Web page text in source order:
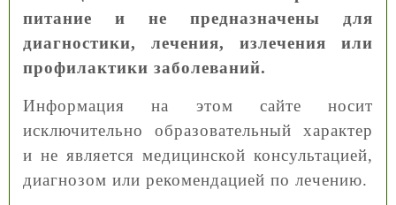
питание и не предназначены для
диагностики, лечения, излечения или
профилактики заболеваний.
Информация на этом сайте носит
исключительно образовательный характер
и не является медицинской консультацией,
диагнозом или рекомендацией по лечению.